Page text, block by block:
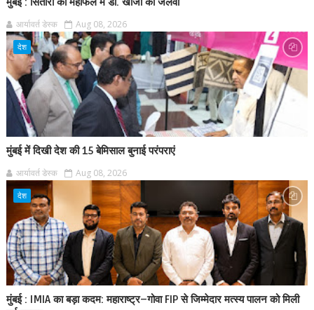
आर्यावर्त डेस्क Aug 08, 2026
देश
मुंबई में दिखी देश की 15 बेमिसाल बुनाई परंपराएं
आर्यावर्त डेस्क Aug 08, 2026
देश
मुंबई : IMIA का बड़ा कदम: महाराष्ट्र–गोवा FIP से जिम्मेदार मत्स्य पालन को मिली